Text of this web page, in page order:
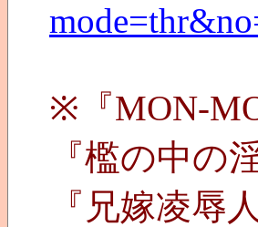
※『MON-
『檻の中の
『兄嫁凌辱